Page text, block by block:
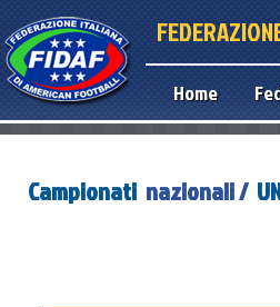
Home
Campionati nazionali /